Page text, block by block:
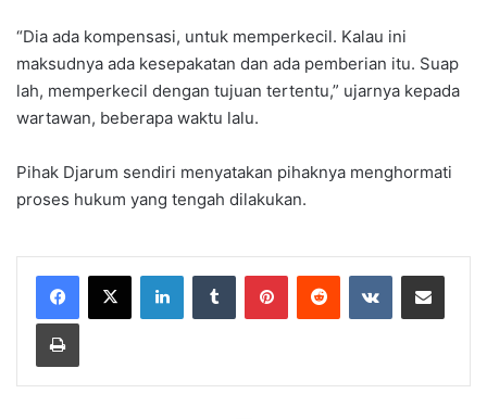
“Dia ada kompensasi, untuk memperkecil. Kalau ini
maksudnya ada kesepakatan dan ada pemberian itu. Suap
lah, memperkecil dengan tujuan tertentu,” ujarnya kepada
wartawan, beberapa waktu lalu.
Pihak Djarum sendiri menyatakan pihaknya menghormati
proses hukum yang tengah dilakukan.
LinkedInTumblr PinterestReddit VKontakteShare via Email
Print